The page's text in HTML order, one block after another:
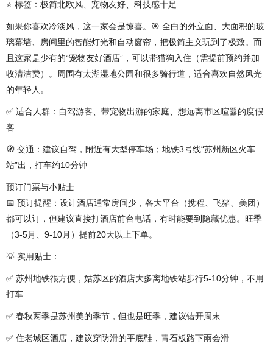
⭐ 标签：极简北欧风、宠物友好、科技感十足
如果你喜欢冷淡风，这一家会是惊喜。🎯 全白的外立面、大面积的玻
璃幕墙、房间里的智能灯光和自动窗帘，把极简主义玩到了极致。而
且这家是少有的“宠物友好酒店”，可以带猫狗入住（需提前预约并加
收清洁费）。周围有太湖湿地公园和很多骑行道，适合喜欢自然风光
的年轻人。
✅ 适合人群：自驾游客、带宠物出游的家庭、想远离市区喧嚣的度假
客
🧭 交通：建议自驾，附近有大型停车场；地铁3号线“苏州新区火车
站”出，打车约10分钟
预订门票与小贴士
📅 预订提醒：设计酒店通常房间少，各大平台（携程、飞猪、美团）
都可以订，但建议直接打酒店前台电话，有时能要到隐藏优惠。旺季
（3-5月、9-10月）提前20天以上下单。
💡 实用贴士：
✅ 苏州地铁很方便，姑苏区的酒店大多离地铁站步行5-10分钟，不用
打车
✅ 春秋两季是苏州美的季节，但也是旺季，建议错开周末
✅ 住老城区酒店，建议穿防滑的平底鞋，青石板路下雨会滑